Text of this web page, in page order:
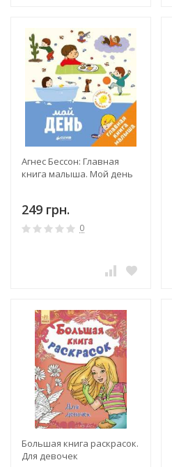
Агнес Бессон: Главная
книга малыша. Мой день
249 грн.
0
Большая книга раскрасок.
Для девочек